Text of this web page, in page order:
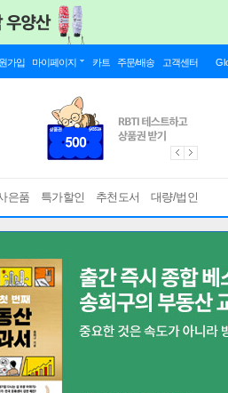
가입 마이페이지 카트 주문/배송 고객센터
은품 특가할인 추천도서 대량/법인
책갈피 (책과랩핑) ]